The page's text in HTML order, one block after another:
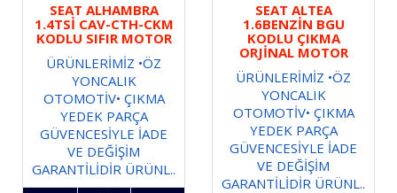
SEAT ALHAMBRA
1.4TSİ CAV-CTH-CKM
KODLU SIFIR MOTOR
ÜRÜNLERİMİZ •ÖZ
YONCALIK
OTOMOTİV• ÇIKMA
YEDEK PARÇA
GÜVENCESİYLE İADE
VE DEĞİŞİM
GARANTİLİDİR ÜRÜNL..
SEAT ALTEA
1.6BENZİN BGU
KODLU ÇIKMA
ORJİNAL MOTOR
ÜRÜNLERİMİZ •ÖZ
YONCALIK
OTOMOTİV• ÇIKMA
YEDEK PARÇA
GÜVENCESİYLE İADE
VE DEĞİŞİM
GARANTİLİDİR ÜRÜNL..